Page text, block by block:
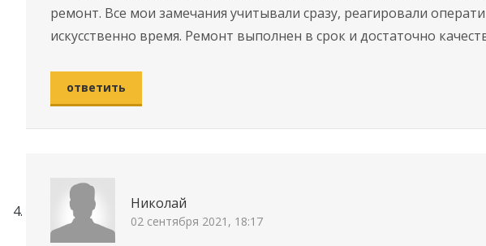
ремонт. Все мои замечания учитывали сразу, реагировали
искусственно время. Ремонт выполнен в срок и достаточно
ответить
Николай
02 сентября 2021, 18:17